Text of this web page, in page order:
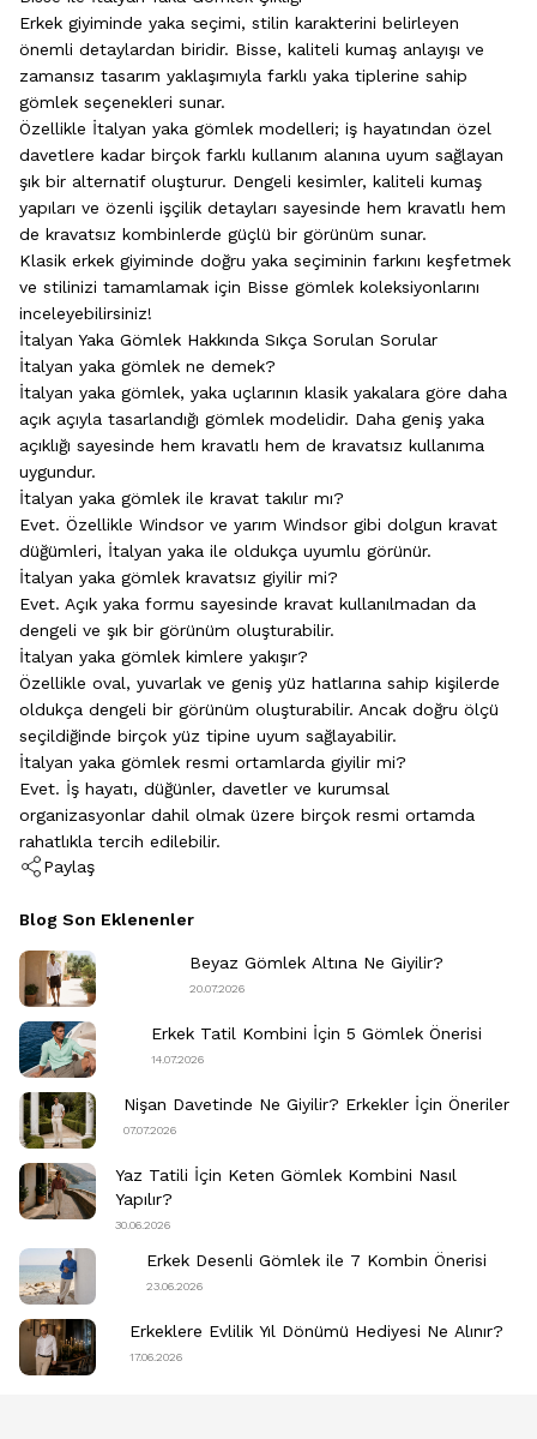
Erkek giyiminde yaka seçimi, stilin karakterini belirleyen
önemli detaylardan biridir. Bisse, kaliteli kumaş anlayışı ve
zamansız tasarım yaklaşımıyla farklı yaka tiplerine sahip
gömlek seçenekleri sunar.
Özellikle İtalyan yaka gömlek modelleri; iş hayatından özel
davetlere kadar birçok farklı kullanım alanına uyum sağlayan
şık bir alternatif oluşturur. Dengeli kesimler, kaliteli kumaş
yapıları ve özenli işçilik detayları sayesinde hem kravatlı hem
de kravatsız kombinlerde güçlü bir görünüm sunar.
Klasik erkek giyiminde doğru yaka seçiminin farkını keşfetmek
ve stilinizi tamamlamak için Bisse gömlek koleksiyonlarını
inceleyebilirsiniz!
İtalyan Yaka Gömlek Hakkında Sıkça Sorulan Sorular
İtalyan yaka gömlek ne demek?
İtalyan yaka gömlek, yaka uçlarının klasik yakalara göre daha
açık açıyla tasarlandığı gömlek modelidir. Daha geniş yaka
açıklığı sayesinde hem kravatlı hem de kravatsız kullanıma
uygundur.
İtalyan yaka gömlek ile kravat takılır mı?
Evet. Özellikle Windsor ve yarım Windsor gibi dolgun kravat
düğümleri, İtalyan yaka ile oldukça uyumlu görünür.
İtalyan yaka gömlek kravatsız giyilir mi?
Evet. Açık yaka formu sayesinde kravat kullanılmadan da
dengeli ve şık bir görünüm oluşturabilir.
İtalyan yaka gömlek kimlere yakışır?
Özellikle oval, yuvarlak ve geniş yüz hatlarına sahip kişilerde
oldukça dengeli bir görünüm oluşturabilir. Ancak doğru ölçü
seçildiğinde birçok yüz tipine uyum sağlayabilir.
İtalyan yaka gömlek resmi ortamlarda giyilir mi?
Evet. İş hayatı, düğünler, davetler ve kurumsal
organizasyonlar dahil olmak üzere birçok resmi ortamda
rahatlıkla tercih edilebilir.
Paylaş
Blog Son Eklenenler
Beyaz Gömlek Altına Ne Giyilir?
20.07.2026
Erkek Tatil Kombini​ İçin 5 Gömlek Önerisi
14.07.2026
Nişan Davetinde Ne Giyilir​? Erkekler İçin Öneriler
07.07.2026
Yaz Tatili İçin Keten Gömlek Kombini Nasıl
Yapılır?
30.06.2026
Erkek Desenli Gömlek ile 7 Kombin Önerisi
23.06.2026
Erkeklere Evlilik Yıl Dönümü Hediyesi Ne Alınır?
17.06.2026